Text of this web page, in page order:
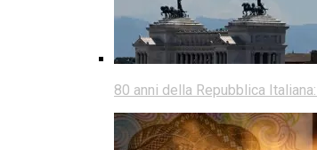
80 anni della Repubblica